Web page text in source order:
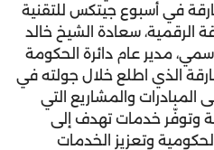
في أسبوع جيتكس للتقنية
الرقمية، سعادة الشيخ خالد
مدير عام دائرة الحكومة
الذي اطلع خلال جولته في
والمشاريع التي
وتوفّر خدمات تهدف إلى
وتعزيز الخدمات